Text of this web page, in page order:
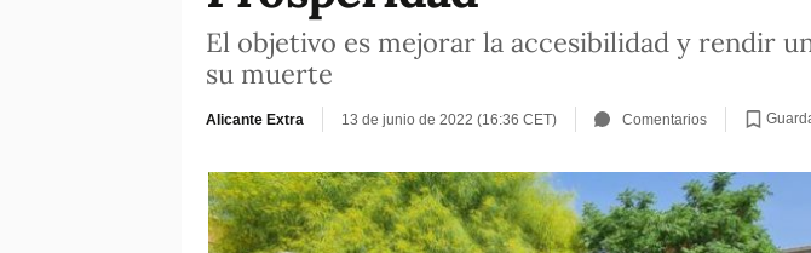
El objetivo es mejorar la accesibilidad y rendir
su muerte
Alicante Extra 13 de junio de 2022 (16:36 CET) Comentarios